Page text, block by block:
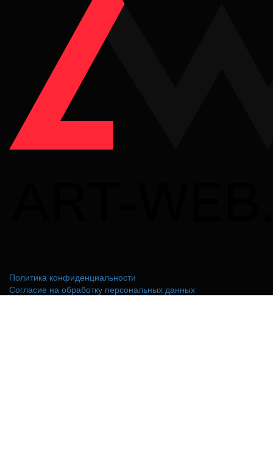
Политика конфиденциальности
Согласие на обработку персональных данных